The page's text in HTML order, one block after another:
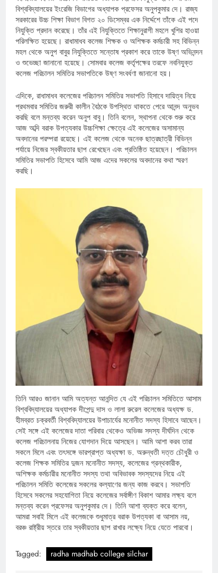
বিশ্ববিদ্যালয়ের ইংরেজি বিভাগের অধ্যাপক প্রফেসর অনুপকুমার দে। রাজ্য
সরকারের উচ্চ শিক্ষা বিভাগ বিগত ২০ ডিসেম্বর এক নির্দ্দেশে তাঁকে এই পদে
নিযুক্তি প্রদান করেছে। তাঁর এই নিযুক্তিতে শিক্ষানুরাগী মহলে খুশির হাওয়া
পরিলক্ষিত হয়েছে। রাধামাধব কলেজ শিক্ষক ও অশিক্ষক কর্মচারী সহ বিভিন্ন
মহল থেকে অনুপ বাবুর নিযুক্তিতে সন্তোষ প্রকাশ করে তাকে উষ্ণ অভিনন্দন
ও শুভেচ্ছা জানানো হয়েছে। সোমবার কলেজ কর্তৃপক্ষের তরফে নবনিযুক্ত
কলেজ পরিচালন সমিতির সভাপতিকে উষ্ণ সংবর্ধণা জানানো হয়।
এদিকে, রাধামাধব কলেজের পরিচালন সমিতির সভাপতি হিসাবে দায়িত্ব নিয়ে
প্রথমবার সমিতির জরুরী কালীন বৈঠকে উপস্থিত থাকতে পেরে আনন্দ অনুভব
করছি বলে মন্তব্য করেন অনুপ বাবু। তিনি বলেন, স্থাপনা থেকে শুরু করে
আজ অব্দি বরাক উপত্যকার উচ্চশিক্ষা ক্ষেত্রে এই কলেজের অসামান্য
অবদানের পরম্পরা রয়েছে। এই কলেজ থেকে অনেক ছাত্রছাত্রী বিভিন্ন
পর্যায়ে নিজের স্বকীয়তার ছাপ রেখেছেন এবং প্রতিষ্ঠিত হয়েছেন। পরিচালন
সমিতির সভাপতি হিসেবে আমি আজ এদের সকলের অবদানের কথা স্মরণ
করছি।
তিনি আরও জানান আমি অত্যন্ত আনন্দিত যে এই পরিচালন সমিতিতে আসাম
বিশ্ববিদ্যালয়ের অধ্যাপক দীপেন্দু দাস ও লালা রুরেল কলেজের অধ্যক্ষ ড.
হীমব্রত চক্রবর্তী বিশ্ববিদ্যালয়ের উপাচার্যের মনোনীত সদস্য হিসাবে আছেন।
সেই সঙ্গে এই কলেজের দাতা পরিবার থেকেও অভিজ্ঞ সদস্য দীর্ঘদিন থেকে
কলেজ পরিচালনায় নিজের যোগদান দিয়ে আসছেন। আমি আশা করব তারা
সকলে মিলে এবং তৎসঙ্গে ভারপ্রাপ্ত অধ্যক্ষা ড. অরুন্ধতী দত্ত চৌধুরী ও
কলেজ শিক্ষক সমিতির দুজন মনোনীত সদস্য, কলেজের গ্রন্থকারীক,
অশিক্ষক কর্মচারীর মনোনীত সদস্য তথা অবিভাবক সদস্যদের নিয়ে এই
পরিচালন সমিতি কলেজের সকলের কল্যাণের জন্য কাজ করবে। সভাপতি
হিসেবে সকলের সহযোগিতা নিয়ে কলেজের সর্বাঙ্গীণ বিকাশ আমার লক্ষ্য বলে
মন্তব্য করেন প্রফেসর অনুপকুমার দে। তিনি আশা ব্যক্ত করে বলেন,
আমরা সবাই মিলে এই কলেজকে শুধুমাত্র বরাক উপত্যকা বা আসাম নয়,
বরঞ্চ রাষ্ট্রীয় স্তরে তার স্বকীয়তার ছাপ রাখার লক্ষ্যে নিয়ে যেতে পারবো।
Tagged: radha madhab college silchar